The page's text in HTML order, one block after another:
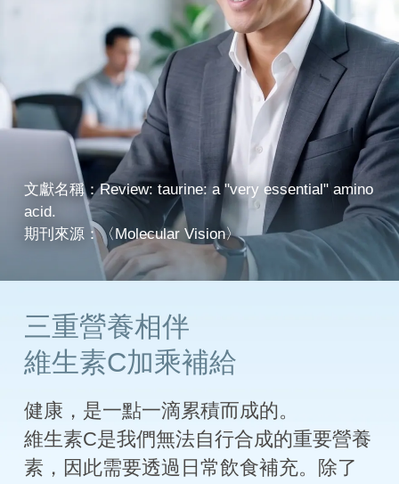
文獻名稱：Review: taurine: a "very essential" amino
acid.
期刊來源：〈Molecular Vision〉
三重營養相伴
維生素C加乘補給
健康，是一點一滴累積而成的。
維生素C是我們無法自行合成的重要營養
素，因此需要透過日常飲食補充。除了